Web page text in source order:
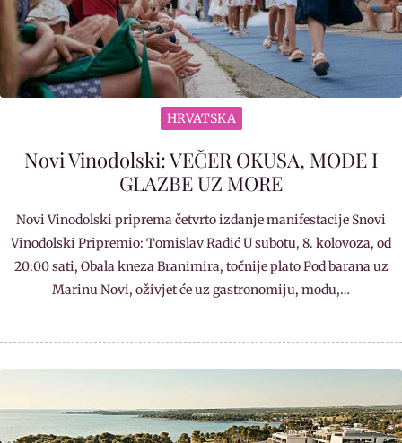
HRVATSKA
Novi Vinodolski: VEČER OKUSA, MODE I
GLAZBE UZ MORE
Novi Vinodolski priprema četvrto izdanje manifestacije Snovi
Vinodolski Pripremio: Tomislav Radić U subotu, 8. kolovoza, od
20:00 sati, Obala kneza Branimira, točnije plato Pod barana uz
Marinu Novi, oživjet će uz gastronomiju, modu,…